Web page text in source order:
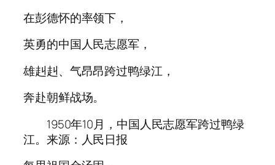
在彭德怀的率领下，
英勇的中国人民志愿军，
雄赳赳、气昂昂跨过鸭绿江，
奔赴朝鲜战场。
1950年10月，中国人民志愿军跨过鸭绿
江。来源：人民日报